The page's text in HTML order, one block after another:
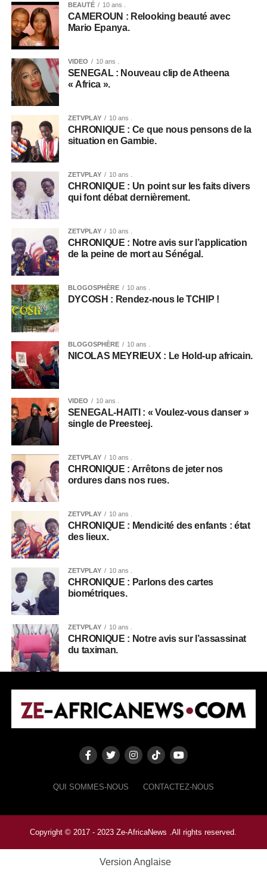
BEAUTÉ 10 ans .
CAMEROUN : Relooking beauté avec
Mario Epanya.
VIDEO 10 ans .
SENEGAL : Nouveau clip de Atheena
« Africa ».
ZETVPLAY 10 ans .
CHRONIQUE : Ce que nous pensons de la
situation en Gambie.
ZETVPLAY 10 ans .
CHRONIQUE : Un point sur les faits divers
qui font débat dernièrement.
ZETVPLAY 10 ans .
CHRONIQUE : Notre avis sur l’application
de la peine de mort au Sénégal.
BLOGOSPHÈRE 10 ans .
DYCOSH : Rendez-nous le TCHIP !
BLOGOSPHÈRE 10 ans .
NICOLAS MEYRIEUX : Le Hold-up africain.
VIDEO 10 ans .
SENEGAL-HAITI : « Voulez-vous danser »
single de Preesteej.
ZETVPLAY 10 ans .
CHRONIQUE : Arrêtons de jeter nos
ordures dans nos rues.
ZETVPLAY 10 ans .
CHRONIQUE : Mendicité des enfants : état
des lieux.
ZETVPLAY 10 ans .
CHRONIQUE : Parlons des cartes
biométriques.
ZETVPLAY 10 ans .
CHRONIQUE : Notre avis sur l’assassinat
du taximan.
QUI SOMMES-NOUS CONTACTEZ-NOUS
Copyright © 2017 - 2023 Ze-AfricaNews .All rights reserved.
Version Anglaise